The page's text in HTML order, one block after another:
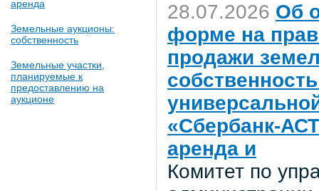
аренда
Земельные аукционы:
собственность
Земельные участки,
планируемые к
предоставлению на
аукционе
28.07.2026 Об
форме на
продажи
«Сбербанк-
аренда и
Комитет по